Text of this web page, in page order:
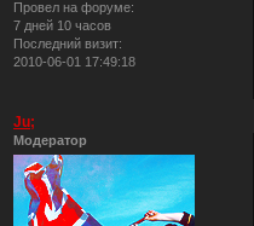
Провел на форуме:
7 дней 10 часов
Последний визит:
2010-06-01 17:49:18
Ju;
Модератор